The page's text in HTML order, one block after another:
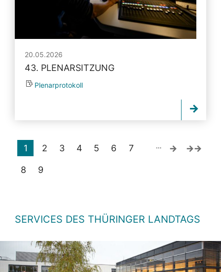
20.05.2026
43. PLENARSITZUNG
Plenarprotokoll
1 2 3 4 5 6 7
8 9
…
SERVICES DES THÜRINGER LANDTAGS